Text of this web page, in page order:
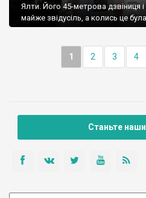
Ялти. Його 45-метрова дзвіниця і
майже звідусіль, а колись це
1 2 3 4
Станьте